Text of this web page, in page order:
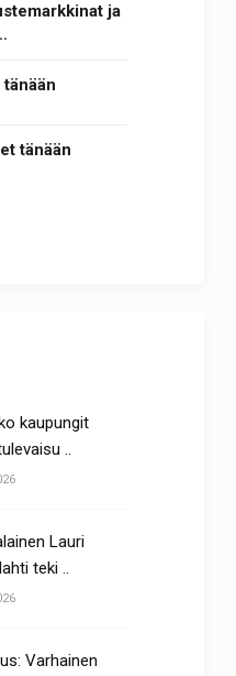
ja
tänään
kaupungit
..
Lauri
teki ..
Varhainen